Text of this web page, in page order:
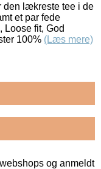
den lækreste tee i de
et par fede
Loose fit, God
100% (Læs mere)
og anmeldt